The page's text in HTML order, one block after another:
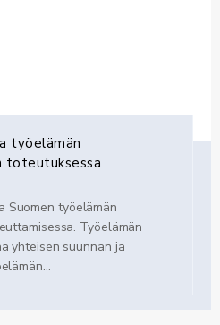
työelämän
toteutuksessa
Suomen työelämän
Työelämän
yhteisen suunnan ja